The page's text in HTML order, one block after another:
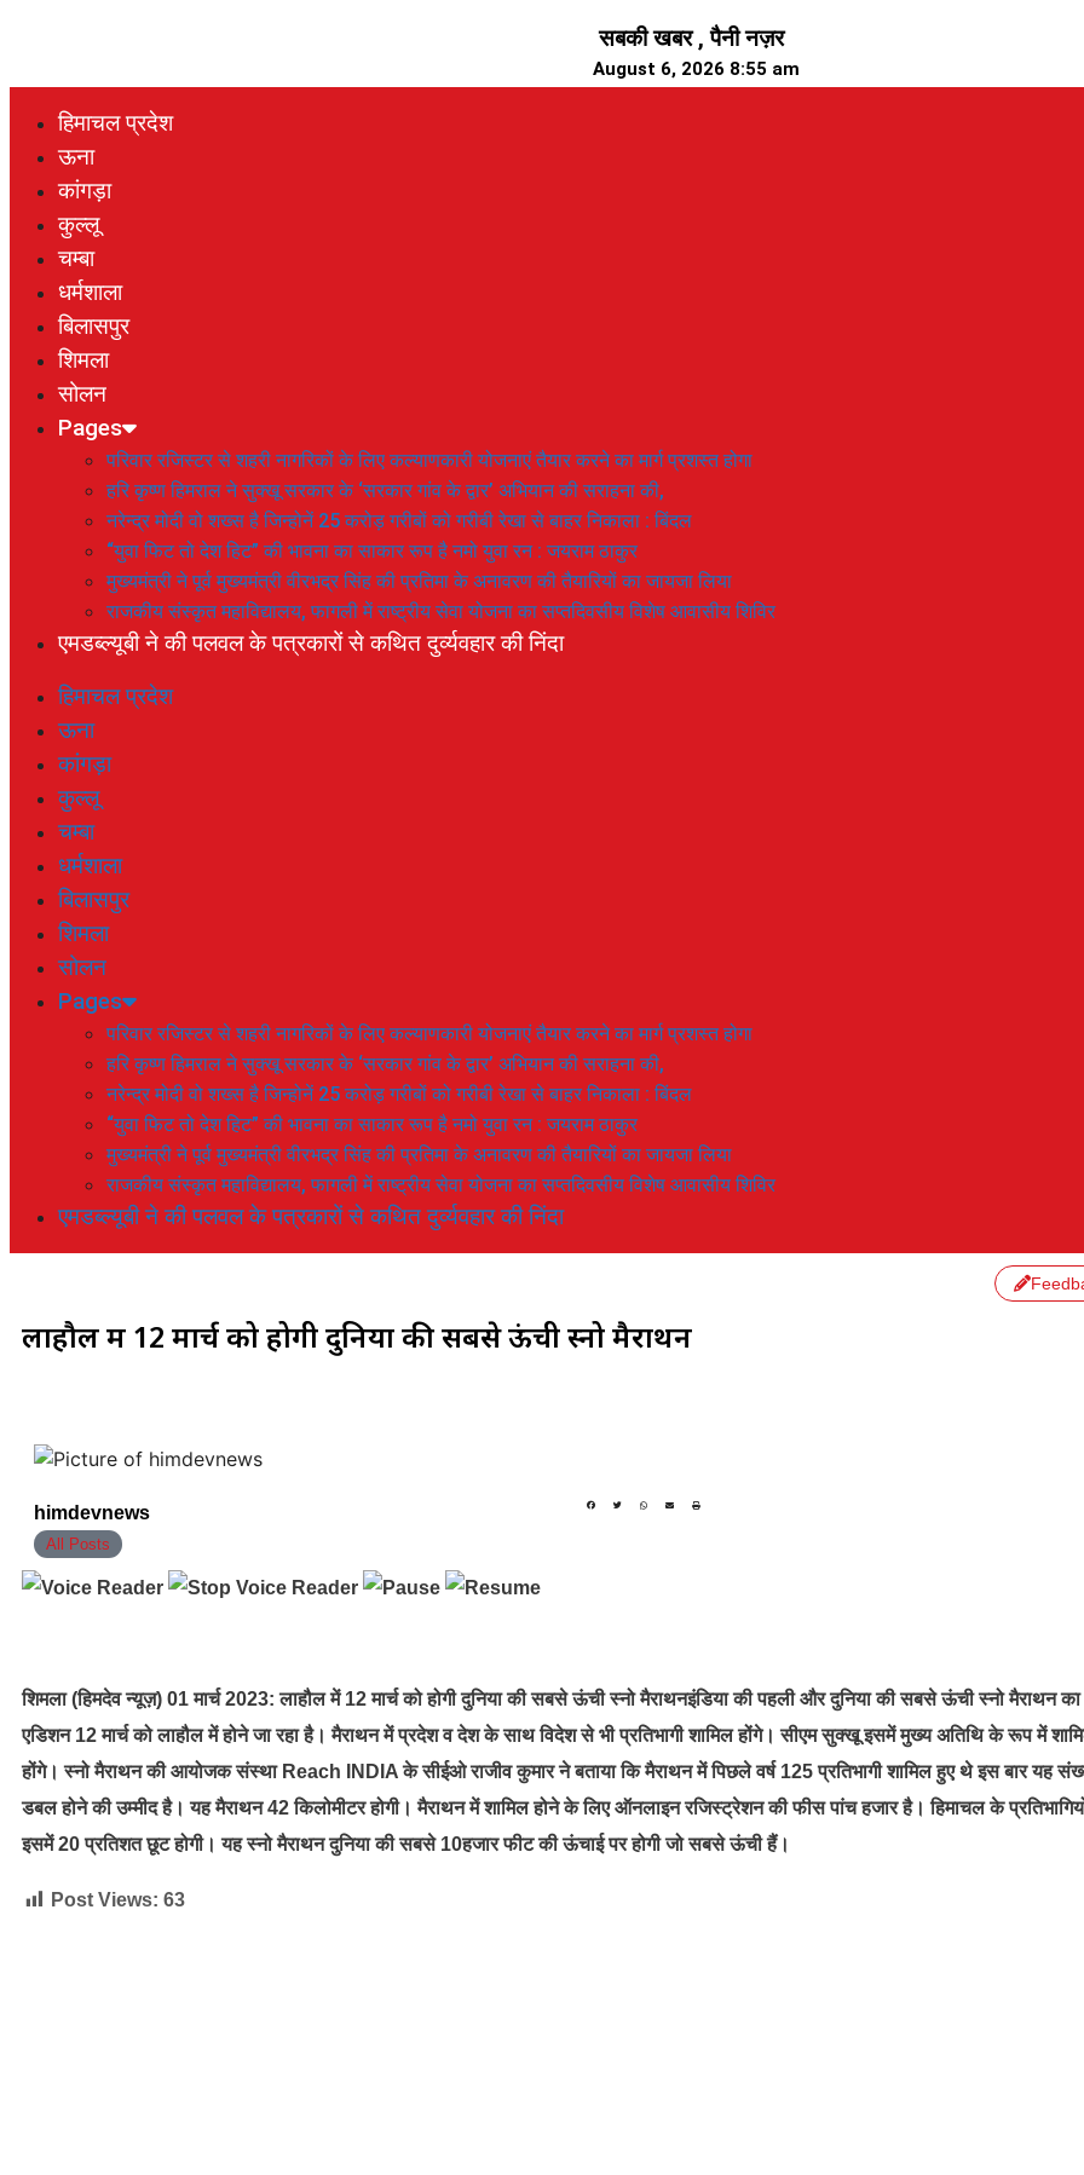
सबकी खबर , पैनी नज़र
August 6, 2026 8:55 am
हिमाचल प्रदेश
ऊना
कांगड़ा
कुल्लू
चम्बा
धर्मशाला
बिलासपुर
शिमला
सोलन
Pages
परिवार रजिस्टर से शहरी नागरिकों के लिए कल्याणकारी योजनाएं तैयार करने का मार्ग प्रशस्त होगा
हरि कृष्ण हिमराल ने सुक्खू सरकार के ‘सरकार गांव के द्वार’ अभियान की सराहना की,
नरेन्द्र मोदी वो शख्स है जिन्होनें 25 करोड़ गरीबों को गरीबी रेखा से बाहर निकाला : बिंदल
“युवा फिट तो देश हिट” की भावना का साकार रूप है नमो युवा रन : जयराम ठाकुर
मुख्यमंत्री ने पूर्व मुख्यमंत्री वीरभद्र सिंह की प्रतिमा के अनावरण की तैयारियों का जायजा लिया
राजकीय संस्कृत महाविद्यालय, फागली में राष्ट्रीय सेवा योजना का सप्तदिवसीय विशेष आवासीय शिविर
एमडब्ल्यूबी ने की पलवल के पत्रकारों से कथित दुर्व्यवहार की निंदा
हिमाचल प्रदेश
ऊना
कांगड़ा
कुल्लू
चम्बा
धर्मशाला
बिलासपुर
शिमला
सोलन
Pages
परिवार रजिस्टर से शहरी नागरिकों के लिए कल्याणकारी योजनाएं तैयार करने का मार्ग प्रशस्त होगा
हरि कृष्ण हिमराल ने सुक्खू सरकार के ‘सरकार गांव के द्वार’ अभियान की सराहना की,
नरेन्द्र मोदी वो शख्स है जिन्होनें 25 करोड़ गरीबों को गरीबी रेखा से बाहर निकाला : बिंदल
“युवा फिट तो देश हिट” की भावना का साकार रूप है नमो युवा रन : जयराम ठाकुर
मुख्यमंत्री ने पूर्व मुख्यमंत्री वीरभद्र सिंह की प्रतिमा के अनावरण की तैयारियों का जायजा लिया
राजकीय संस्कृत महाविद्यालय, फागली में राष्ट्रीय सेवा योजना का सप्तदिवसीय विशेष आवासीय शिविर
एमडब्ल्यूबी ने की पलवल के पत्रकारों से कथित दुर्व्यवहार की निंदा
लाहौल में 12 मार्च को होगी दुनिया की सबसे ऊंची स्नो मैराथन
himdevnews
All Posts
शिमला (हिमदेव न्यूज़) 01 मार्च 2023: लाहौल में 12 मार्च को होगी दुनिया की सबसे ऊंची स्नो मैराथनइंडिया की पहली और दुनिया की सबसे ऊंची स्नो मैराथन का
एडिशन 12 मार्च को लाहौल में होने जा रहा है। मैराथन में प्रदेश व देश के साथ विदेश से भी प्रतिभागी शामिल होंगे। सीएम सुक्खू इसमें मुख्य अतिथि के रूप में
होंगे। स्नो मैराथन की आयोजक संस्था Reach INDIA के सीईओ राजीव कुमार ने बताया कि मैराथन में पिछले वर्ष 125 प्रतिभागी शामिल हुए थे इस बार यह
डबल होने की उम्मीद है। यह मैराथन 42 किलोमीटर होगी। मैराथन में शामिल होने के लिए ऑनलाइन रजिस्ट्रेशन की फीस पांच हजार है। हिमाचल के
इसमें 20 प्रतिशत छूट होगी। यह स्नो मैराथन दुनिया की सबसे 10हजार फीट की ऊंचाई पर होगी जो सबसे ऊंची हैं।
Post Views: 63